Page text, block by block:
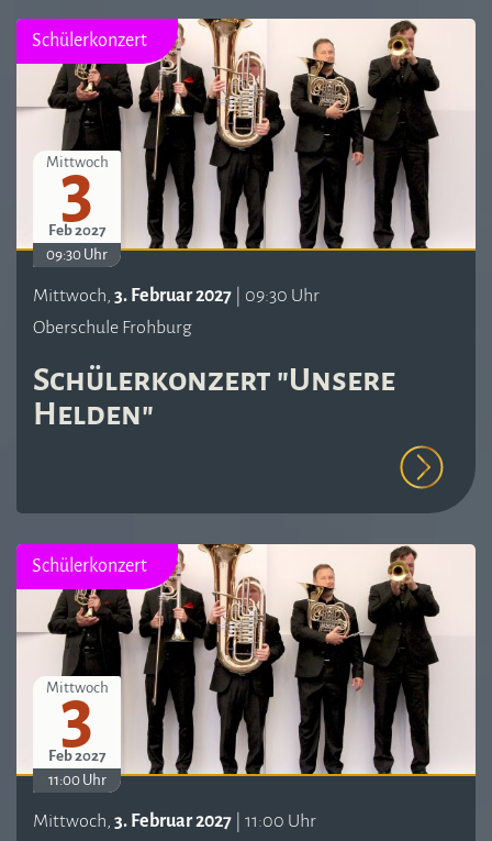
Schülerkonzert
Mittwoch
3
Feb 2027
09:30 Uhr
Mittwoch, 3. Februar 2027 | 09:30 Uhr
Oberschule Frohburg
Schülerkonzert "Unsere
Helden"
Schülerkonzert
Mittwoch
3
Feb 2027
11:00 Uhr
Mittwoch, 3. Februar 2027 | 11:00 Uhr